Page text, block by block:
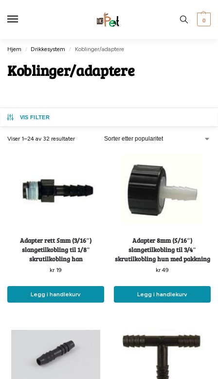
0
Hjem / Drikkesystem / Koblinger/adaptere
Koblinger/adaptere
VIS FILTER
Viser 1–24 av 32 resultater
Adapter rett 5mm (3/16″)
slangetilkobling til 1/8″
skrutilkobling han
kr 19
Legg i handlekurv
Adapter 8mm (5/16″)
slangetilkobling til 3/4″
skrutilkobling hun med pakkning
kr 49
Legg i handlekurv